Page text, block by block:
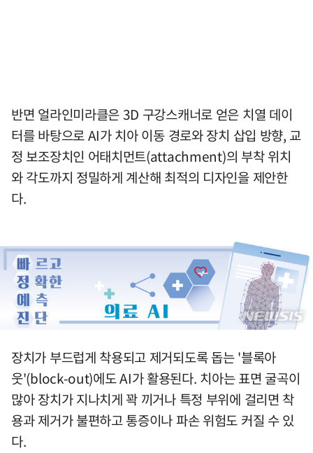
반면 얼라인미라클은 3D 구강스캐너로 얻은 치열 데이
터를 바탕으로 AI가 치아 이동 경로와 장치 삽입 방향, 교
정 보조장치인 어태치먼트(attachment)의 부착 위치
와 각도까지 정밀하게 계산해 최적의 디자인을 제안한
다.
장치가 부드럽게 착용되고 제거되도록 돕는 '블록아
웃'(block-out)에도 AI가 활용된다. 치아는 표면 굴곡이
많아 장치가 지나치게 꽉 끼거나 특정 부위에 걸리면 착
용과 제거가 불편하고 통증이나 파손 위험도 커질 수 있
다.